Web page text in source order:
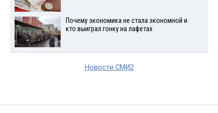
Почему экономика не стала экономной и
кто выиграл гонку на лафетах
Новости СМИ2